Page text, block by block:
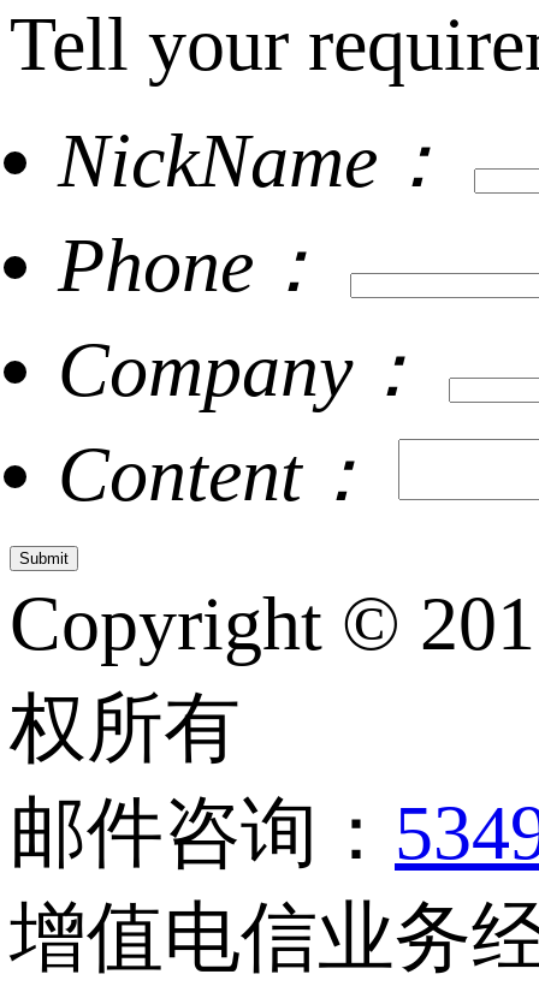
Tell your
NickName：
Phone：
Company：
Content：
Copyright ©
权所有
邮件咨询：
增值电信业务